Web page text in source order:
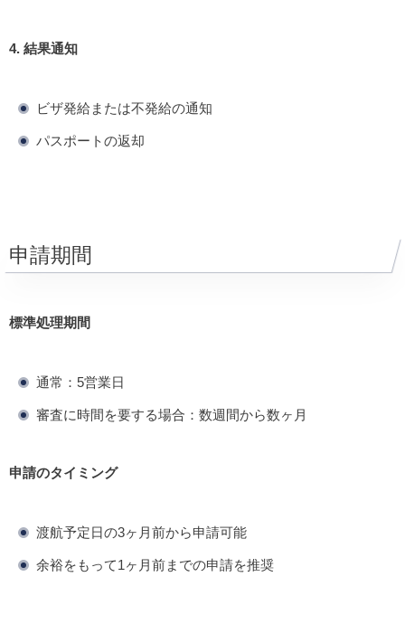
4. 結果通知
ビザ発給または不発給の通知
パスポートの返却
申請期間
標準処理期間
通常：5営業日
審査に時間を要する場合：数週間から数ヶ月
申請のタイミング
渡航予定日の3ヶ月前から申請可能
余裕をもって1ヶ月前までの申請を推奨